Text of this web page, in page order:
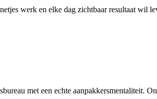
werk en elke dag zichtbaar resultaat wil
met een echte aanpakkersmentaliteit.